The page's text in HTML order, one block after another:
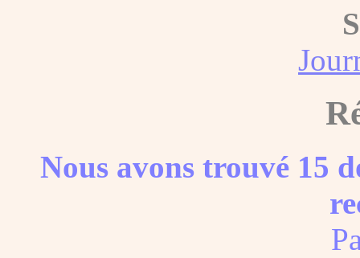
Nous avons trouvé 15